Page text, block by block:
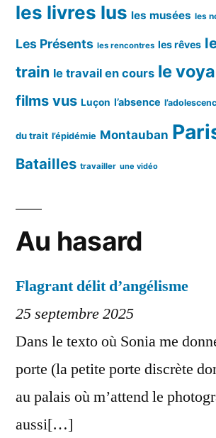
les livres lus les musées les
Les Présents les rencontres les rêves
train le travail en cours le
films vus Luçon l’absence
du trait l’épidémie Montauban
Batailles travailler une vidéo
Au hasard
Flagrant délit d’angélisme
25 septembre 2025
Dans le texto où Sonia me
porte (la petite porte discrète
au palais où m’attend le
aussi[…]